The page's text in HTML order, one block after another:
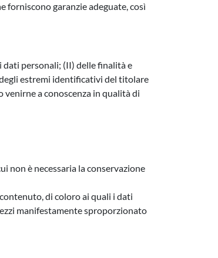
forniscono garanzie adeguate, così
personali; (II) delle finalità e
estremi identificativi del titolare
venirne a conoscenza in qualità di
non è necessaria la conservazione
di coloro ai quali i dati
manifestamente sproporzionato